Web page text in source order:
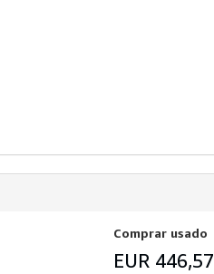
Comprar usado
EUR 446,57